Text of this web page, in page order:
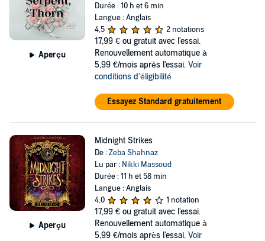
Aperçu
Durée : 10 h et 6 min
Langue : Anglais
4,5
2 notations
17,99 € ou gratuit avec l'essai.
Renouvellement automatique à
5,99 €/mois après l'essai. Voir
conditions d'éligibilité
Essayez Standard gratuitement
Aperçu
Midnight Strikes
De :Zeba Shahnaz
Lu par : Nikki Massoud
Durée : 11 h et 58 min
Langue : Anglais
4,0
1 notation
17,99 € ou gratuit avec l'essai.
Renouvellement automatique à
5,99 €/mois après l'essai. Voir